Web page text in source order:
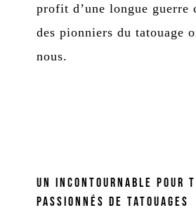
profit d’une longue guerre
des pionniers du tatouage
nous.
Un incontournable pour
passionnés de tatouages